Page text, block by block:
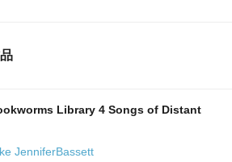
Library 4 Songs of Distant
JenniferBassett